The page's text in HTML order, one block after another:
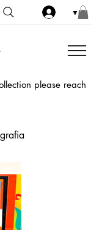
▼
please reach